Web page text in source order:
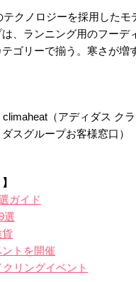
クノロジーを採用した
、ランニング用のフーデ
ゴリーで揃う。寒さが増
（アディダス クラ
スグループお客様窓口）
ガイド
選
貨
ントを開催
リングイベント